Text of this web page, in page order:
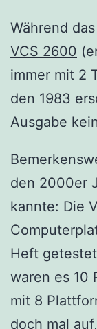
Während
VCS 2600
immer mit 2
den 1983
Ausgabe
den 2000er
kannte: Die
Heft
waren es 10
mit 8
doch mal